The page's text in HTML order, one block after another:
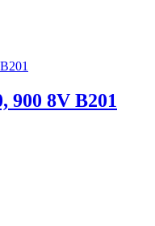
900 8V B201